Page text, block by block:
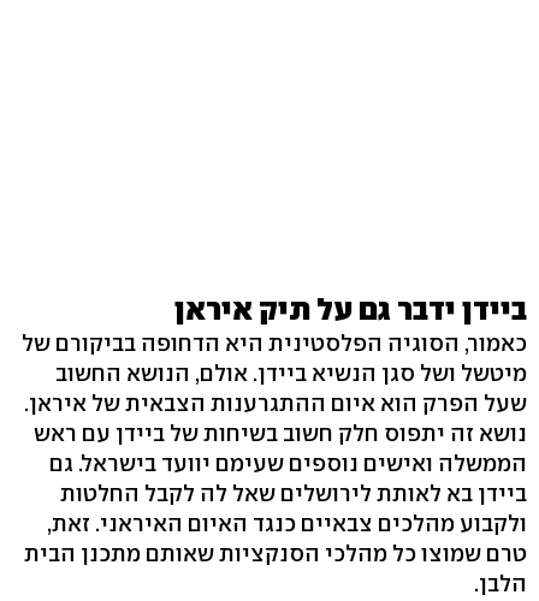
ביידן ידבר גם על תיק איראן
כאמור, הסוגיה הפלסטינית היא הדחופה בביקורם של
מיטשל ושל סגן הנשיא ביידן. אולם, הנושא החשוב
שעל הפרק הוא איום ההתגרענות הצבאית של איראן.
נושא זה יתפוס חלק חשוב בשיחות של ביידן עם ראש
הממשלה ואישים נוספים שעימם יוועד בישראל. גם
ביידן בא לאותת לירושלים שאל לה לקבל החלטות
ולקבוע מהלכים צבאיים כנגד האיום האיראני. זאת,
טרם שמוצו כל מהלכי הסנקציות שאותם מתכנן הבית
הלבן.